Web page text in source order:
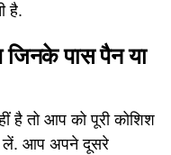
है.
जिनके पास पैन या
है तो आप को पूरी कोशिश
लें. आप अपने दूसरे